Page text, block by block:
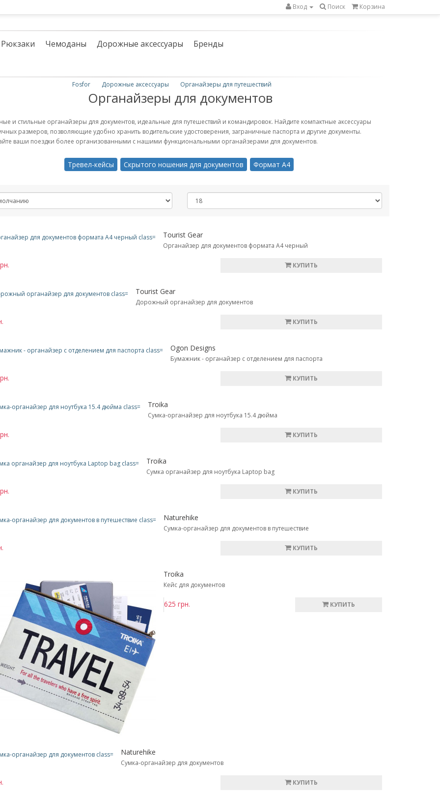
Вход Поиск Корзина
Рюкзаки Чемоданы Дорожные аксессуары
Бренды
Fosfor Дорожные аксессуары Органайзеры для путешествий
Органайзеры для документов
и стильные органайзеры для документов, идеальные для путешествий и командировок. Найдите компактные аксессуары
размеров, позволяющие удобно хранить водительские удостоверения, заграничные паспорта и другие документы.
ваши поездки более организованными с нашими функциональными органайзерами для документов.
Тревел-кейсы Скрытого ношения для документов Формат А4
Tourist Gear
Органайзер для документов формата А4 черный
КУПИТЬ
Tourist Gear
Дорожный органайзер для документов
КУПИТЬ
Ogon Designs
Бумажник - органайзер с отделением для паспорта
КУПИТЬ
Troika
Сумка-органайзер для ноутбука 15.4 дюйма
КУПИТЬ
Troika
Сумка органайзер для ноутбука Laptop bag
КУПИТЬ
Naturehike
Сумка-органайзер для документов в путешествие
КУПИТЬ
Troika
Кейс для документов
625 грн. КУПИТЬ
Naturehike
Сумка-органайзер для документов
КУПИТЬ